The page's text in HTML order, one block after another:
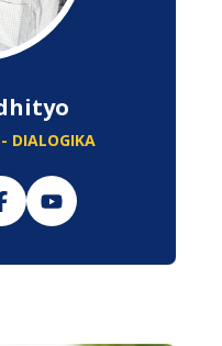
DIALOGIKA